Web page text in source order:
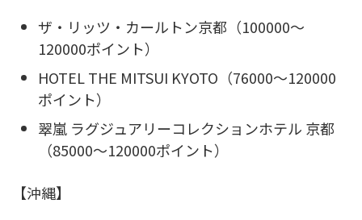
ザ・リッツ・カールトン京都（100000～
120000ポイント）
HOTEL THE MITSUI KYOTO（76000～120000
ポイント）
翠嵐 ラグジュアリーコレクションホテル 京都
（85000～120000ポイント）
【沖縄】